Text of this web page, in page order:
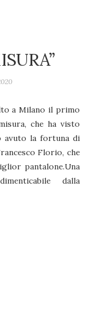
a Milano il primo
che ha visto
la fortuna di
Florio, che
pantalone.Una
dalla